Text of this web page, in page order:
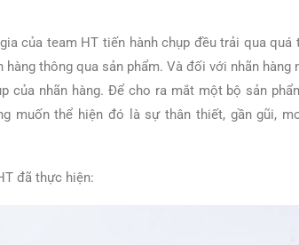
của team HT tiến hành chụp đều trải qua
thông qua sản phẩm. Và đối với nhãn hàng
của nhãn hàng. Để cho ra mắt một bộ sản
muốn thể hiện đó là sự thân thiết, gần gũi,
đã thực hiện: